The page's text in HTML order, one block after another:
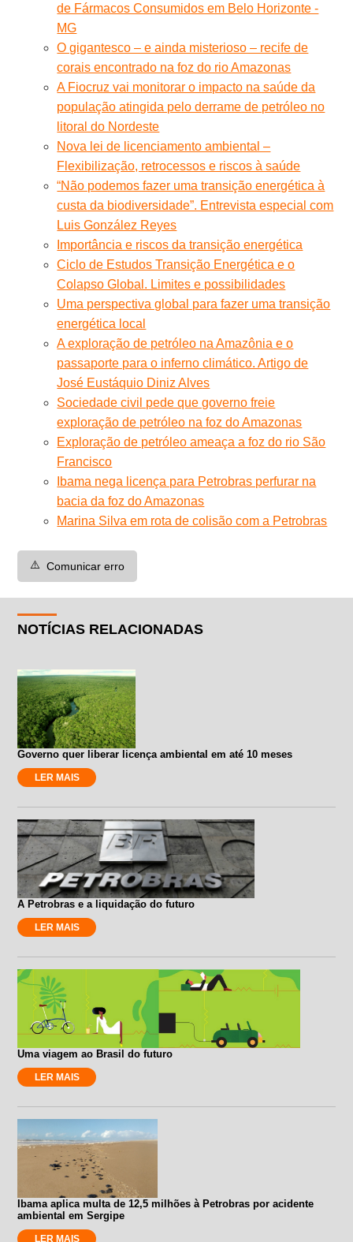
de Fármacos Consumidos em Belo Horizonte -
MG
O gigantesco – e ainda misterioso – recife de
corais encontrado na foz do rio Amazonas
A Fiocruz vai monitorar o impacto na saúde da
população atingida pelo derrame de petróleo no
litoral do Nordeste
Nova lei de licenciamento ambiental –
Flexibilização, retrocessos e riscos à saúde
“Não podemos fazer uma transição energética à
custa da biodiversidade”. Entrevista especial com
Luis González Reyes
Importância e riscos da transição energética
Ciclo de Estudos Transição Energética e o
Colapso Global. Limites e possibilidades
Uma perspectiva global para fazer uma transição
energética local
A exploração de petróleo na Amazônia e o
passaporte para o inferno climático. Artigo de
José Eustáquio Diniz Alves
Sociedade civil pede que governo freie
exploração de petróleo na foz do Amazonas
Exploração de petróleo ameaça a foz do rio São
Francisco
Ibama nega licença para Petrobras perfurar na
bacia da foz do Amazonas
Marina Silva em rota de colisão com a Petrobras
⚠️ Comunicar erro
NOTÍCIAS RELACIONADAS
Governo quer liberar licença ambiental em até 10 meses
LER MAIS
A Petrobras e a liquidação do futuro
LER MAIS
Uma viagem ao Brasil do futuro
LER MAIS
Ibama aplica multa de 12,5 milhões à Petrobras por acidente
ambiental em Sergipe
LER MAIS